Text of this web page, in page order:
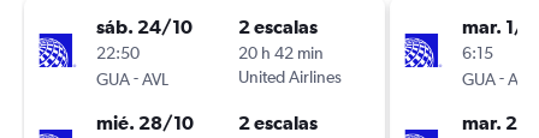
sáb. 24/10
22:50
GUA-AVL
2 escalas
20 h 42 min
United Airlines
mié. 28/10 2 escalas
mar. 1/9
6:15
GUA-AVL
mar.